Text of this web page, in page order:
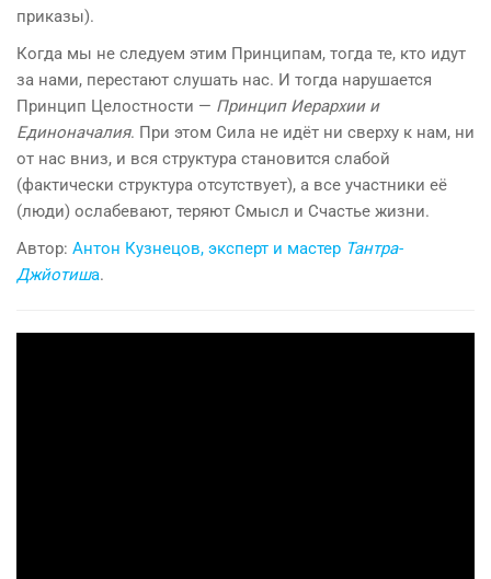
приказы).
Когда мы не следуем этим Принципам, тогда те, кто идут
за нами, перестают слушать нас. И тогда нарушается
Принцип Целостности — Принцип Иерархии и
Единоначалия. При этом Сила не идёт ни сверху к нам, ни
от нас вниз, и вся структура становится слабой
(фактически структура отсутствует), а все участники её
(люди) ослабевают, теряют Смысл и Счастье жизни.
Автор: Антон Кузнецов, эксперт и мастер Тантра-
Джйотиша.